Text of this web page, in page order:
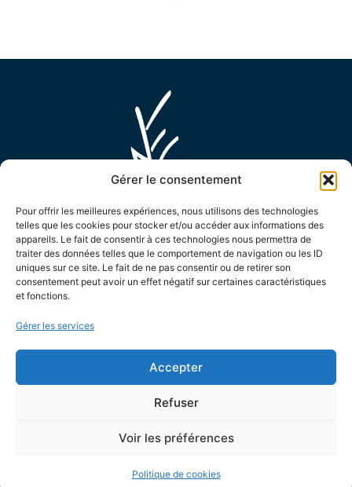
Gérer le consentement
Pour offrir les meilleures expériences, nous utilisons des technologies
telles que les cookies pour stocker et/ou accéder aux informations des
appareils. Le fait de consentir à ces technologies nous permettra de
traiter des données telles que le comportement de navigation ou les ID
uniques sur ce site. Le fait de ne pas consentir ou de retirer son
consentement peut avoir un effet négatif sur certaines caractéristiques
et fonctions.
Gérer les services
Accepter
Refuser
Voir les préférences
Politique de cookies
MAIRIE D'ENSUÈS LA REDONNE
15 Avenue Général de Monsabert,
LES HORAIRES D'OUVERTURE
Le lundi de 8h30 à 12h et de 13h30 à 17h
Du mercredi au vendredi de 8h30 à 12h et de 13h30
à 17h